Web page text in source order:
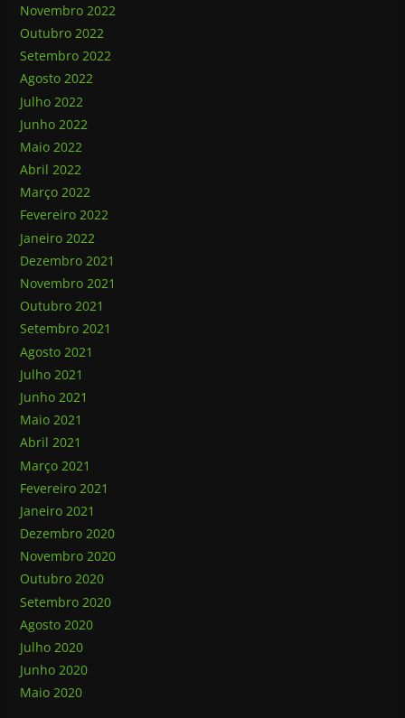
Novembro 2022
Outubro 2022
Setembro 2022
Agosto 2022
Julho 2022
Junho 2022
Maio 2022
Abril 2022
Março 2022
Fevereiro 2022
Janeiro 2022
Dezembro 2021
Novembro 2021
Outubro 2021
Setembro 2021
Agosto 2021
Julho 2021
Junho 2021
Maio 2021
Abril 2021
Março 2021
Fevereiro 2021
Janeiro 2021
Dezembro 2020
Novembro 2020
Outubro 2020
Setembro 2020
Agosto 2020
Julho 2020
Junho 2020
Maio 2020